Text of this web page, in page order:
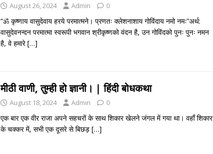
August 26, 2024 Admin 0
“ॐ कृष्णाय वासुदेवाय हरये परमात्मने। प्रणतः क्लेशनाशाय गोविंदाय नमो नमः”अर्थ:
वासुदेवनन्दन परमात्मा स्वरूपी भगवान श्रीकृष्णको वंदन है, उन गोविंदको पुनः पुनः नमन
है, वे हमारे[…]
मीठी वाणी, तुम्ही हो ज्ञानी। | हिंदी बोधकथा
August 18, 2024 Admin 0
एक बार एक वीर राजा अपने सहचरों के साथ शिकार खेलने जंगल में गया था। वहाँ शिकार
के चक्कर में, सभी एक दूसरे से बिछड़ […]